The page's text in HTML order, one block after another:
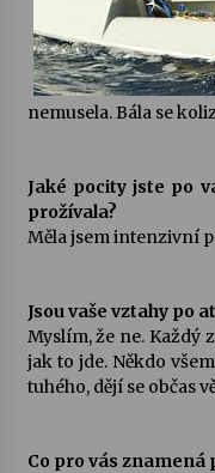
nemusela. Bála se
Jaké pocity jste po
prožívala?
Měla jsem intenzivní
Jsou vaše vztahy po
Myslím, že ne. Každý
jak to jde. Někdo
tuhého, dějí se občas
Co pro vás znamená